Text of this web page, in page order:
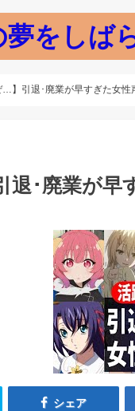
夢をしば
…】引退･廃業が早すぎた女性
退･廃業が早
シェア